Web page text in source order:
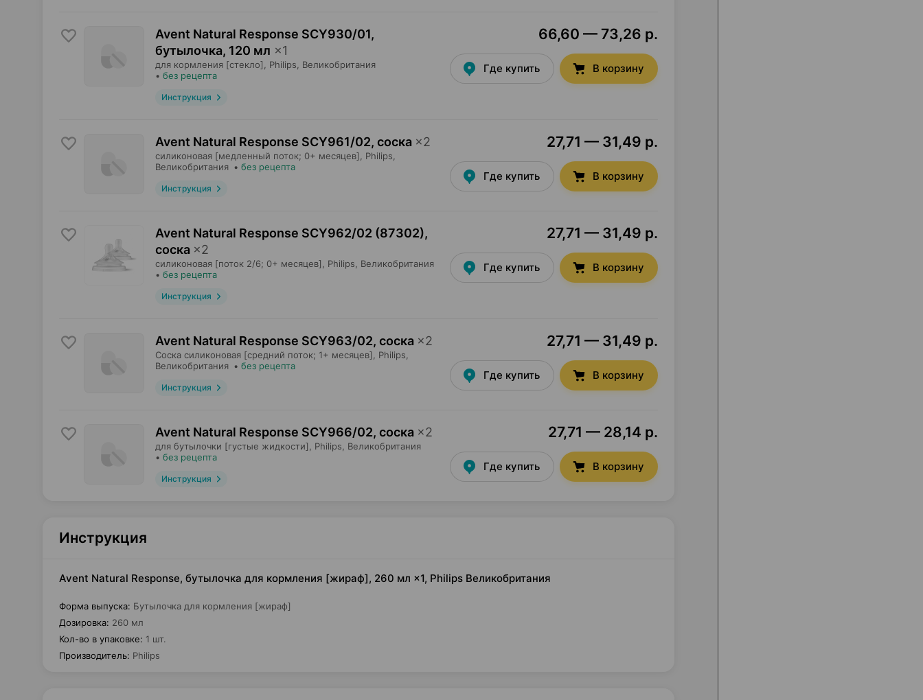
Avent Natural Response SCY930/01,
бутылочка, 120 мл ×1
для кормления [стекло], Philips , Великобритания
• без рецепта
Инструкция
66,60 — 73,26 р.
Где купить В корзину
Avent Natural Response SCY961/02, соска ×2
силиконовая [медленный поток; 0+ месяцев], Philips
Великобритания • без рецепта
Инструкция
27,71 — 31,49 р.
Где купить В корзину
Avent Natural Response SCY962/02 (87302),
соска ×2
силиконовая [поток 2/6; 0+ месяцев], Philips , Великобритания
• без рецепта
Инструкция
27,71 — 31,49 р.
Где купить В корзину
Avent Natural Response SCY963/02, соска ×2
Соска силиконовая [средний поток; 1+ месяцев], Philips
Великобритания • без рецепта
Инструкция
27,71 — 31,49 р.
Где купить В корзину
Avent Natural Response SCY966/02, соска ×2
для бутылочки [густые жидкости], Philips , Великобритания
• без рецепта
Инструкция
27,71 — 28,14 р.
Где купить В корзину
Инструкция
Avent Natural Response, бутылочка для кормления [жираф], 260 мл ×1, Philips Великобритания
Форма выпуска: Бутылочка для кормления [жираф]
Дозировка: 260 мл
Кол-во в упаковке: 1 шт.
Производитель: Philips